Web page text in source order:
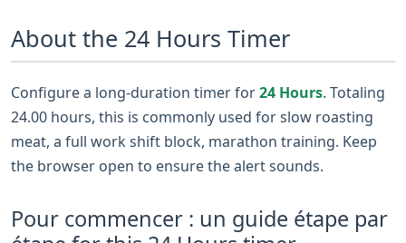
About the 24 Hours Timer
Configure a long-duration timer for24 Hours. Totaling
24.00 hours, this is commonly used for slow roasting
meat, a full work shift block, marathon training. Keep
the browser open to ensure the alert sounds.
Pour commencer : un guide étape par